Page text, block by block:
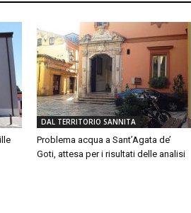
DAL TERRITORIO SANNITA
Problema acqua a Sant’Agata de’
Goti, attesa per i risultati delle analisi